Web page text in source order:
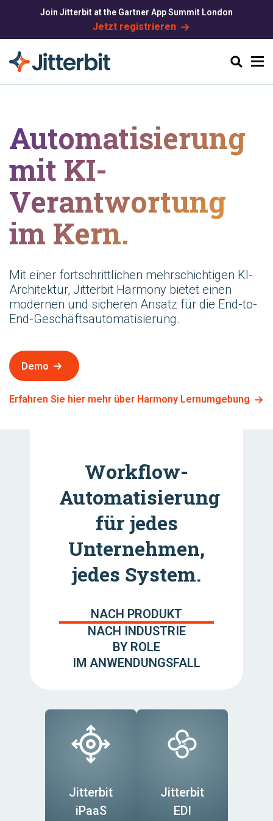
Suchen
Join Jitterbit at the Gartner App Summit London
Jetzt registrieren
Automatisierung
mit KI-
Verantwortung
im Kern.
Mit einer fortschrittlichen mehrschichtigen KI-
Architektur, Jitterbit Harmony bietet einen
modernen und sicheren Ansatz für die End-to-
End-Geschäftsautomatisierung.
Demo
Erfahren Sie hier mehr über Harmony Lernumgebung
Workflow-
Automatisierung
für jedes
Unternehmen,
jedes System.
NACH PRODUKT
NACH INDUSTRIE
BY ROLE
IM ANWENDUNGSFALL
Jitterbit
iPaaS
Jitterbit
EDI